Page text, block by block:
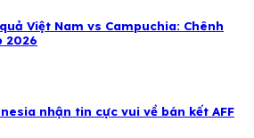
Việt Nam vs Campuchia: Chênh
2026
nhận tin cực vui về bán kết AFF